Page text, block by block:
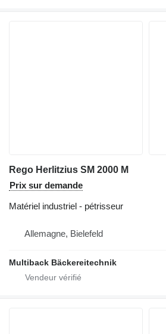
Rego Herlitzius SM 2000 M
Prix sur demande
Matériel industriel - pétrisseur
Allemagne, Bielefeld
Multiback Bäckereitechnik